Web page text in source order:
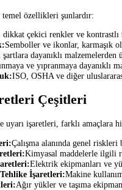
özellikleri şunlardır:
dikkat çekici renkler ve kontrastlı
Semboller ve ikonlar, karmaşık
şartlara dayanıklı
ve yıpranmaya dayanıklı
ISO, OSHA ve diğer
Çeşitleri
işaretleri, farklı amaçlara
Çalışma alanında genel
Kimyasal maddelerle ilgili
Elektrik ekipmanları ve
İşaretleri:Makine
Ağır yükler ve taşıma